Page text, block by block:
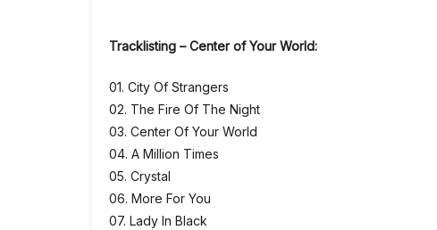
Tracklisting – Center of Your World:
01. City Of Strangers
02. The Fire Of The Night
03. Center Of Your World
04. A Million Times
05. Crystal
06. More For You
07. Lady In Black